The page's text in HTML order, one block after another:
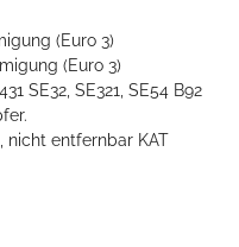
(Euro 3)
(Euro 3)
SE32, SE321, SE54 B92
nicht entfernbar KAT